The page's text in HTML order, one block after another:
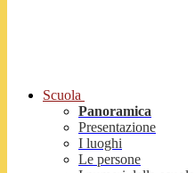
Scuola
Panoramica
Presentazione
I luoghi
Le persone